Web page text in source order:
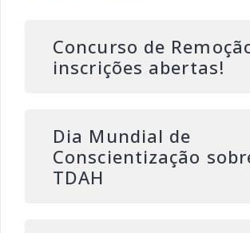
Concurso de
inscrições abertas!
Dia Mundial de
Conscientização
TDAH